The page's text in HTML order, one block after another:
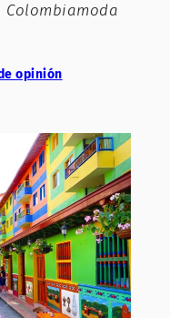
opinión